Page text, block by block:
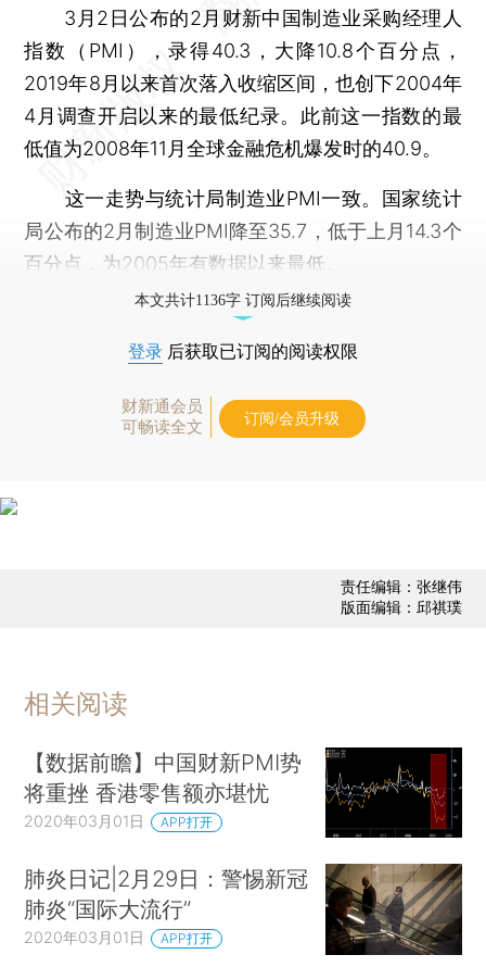
3月2日公布的2月财新中国制造业采购经理人
指数（PMI），录得40.3，大降10.8个百分点，
2019年8月以来首次落入收缩区间，也创下2004年
4月调查开启以来的最低纪录。此前这一指数的最
低值为2008年11月全球金融危机爆发时的40.9。
这一走势与统计局制造业PMI一致。国家统计
局公布的2月制造业PMI降至35.7，低于上月14.3个
百分点，为2005年有数据以来最低。
本文共计1136字 订阅后继续阅读
登录 后获取已订阅的阅读权限
财新通会员
可畅读全文
订阅/会员升级
责任编辑：张继伟
版面编辑：邱祺璞
相关阅读
【数据前瞻】中国财新PMI势
将重挫 香港零售额亦堪忧
2020年03月01日 APP打开
肺炎日记|2月29日：警惕新冠
肺炎“国际大流行”
2020年03月01日 APP打开